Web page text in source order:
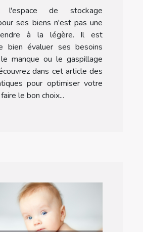
affaires ?
l'espace de stockage
ses biens n'est pas une
à la légère. Il est
bien évaluer ses besoins
manque ou le gaspillage
dans cet article des
pour optimiser votre
le bon choix...